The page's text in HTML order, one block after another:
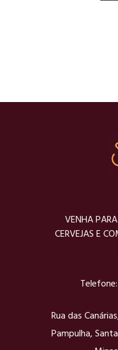
VENHA
CERVEJAS E
Telefone:
Rua das
Pampulha,